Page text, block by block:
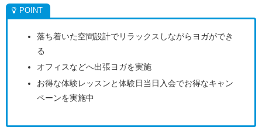
落ち着いた空間設計でリラックスしながらヨガができ
る
オフィスなどへ出張ヨガを実施
お得な体験レッスンと体験日当日入会でお得なキャン
ペーンを実施中